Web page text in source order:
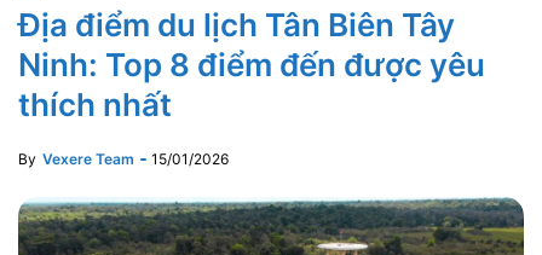
Địa điểm du lịch Tân Biên Tây
Ninh: Top 8 điểm đến được yêu
thích nhất
By Vexere Team 15/01/2026